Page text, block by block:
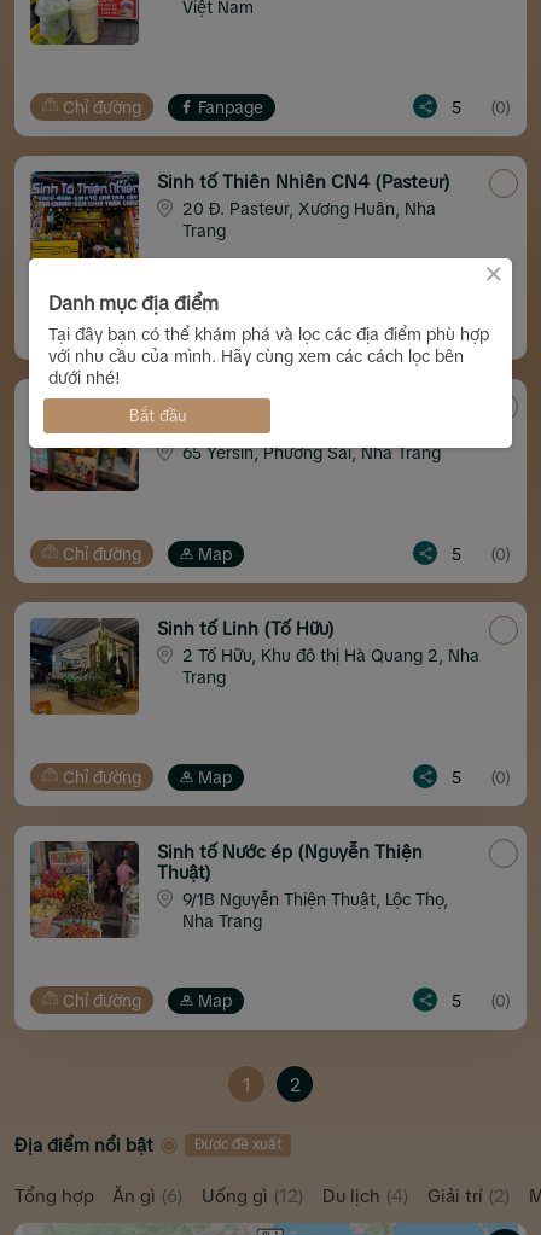
Việt Nam
Chỉ đường Fanpage 5 (0)
Sinh tố Thiên Nhiên CN4 (Pasteur)
20 Đ. Pasteur, Xương Huân, Nha
Trang
Chỉ đường Map 5
Sinh Tố Thanh Thủy (Yersin Phương
Sài)
65 Yersin, Phương Sài, Nha Trang
Chỉ đường Map 5 (0)
Sinh tố Linh (Tố Hữu)
2 Tố Hữu, Khu đô thị Hà Quang 2, Nha
Trang
Chỉ đường Map 5 (0)
Sinh tố Nước ép (Nguyễn Thiện
Thuật)
9/1B Nguyễn Thiện Thuật, Lộc Thọ,
Nha Trang
Chỉ đường Map 5 (0)
1 2
Địa điểm nổi bật Được đề xuất
Tổng hợp Ăn gì (6) Uống gì (12) Du lịch (4) Giải trí (2)
×
Danh mục địa điểm
Tại đây bạn có thể khám phá và lọc các địa điểm phù hợp
với nhu cầu của mình. Hãy cùng xem các cách lọc bên
dưới nhé!
Bắt đầu